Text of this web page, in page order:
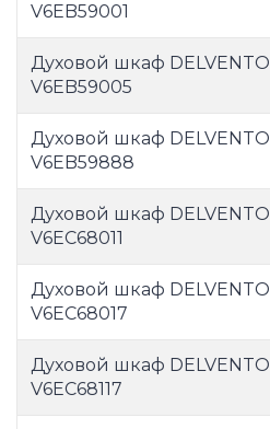
V6EB59001
Духовой шкаф DELVENTO
V6EB59005
Духовой шкаф DELVENTO
V6EB59888
Духовой шкаф DELVENTO
V6EC68011
Духовой шкаф DELVENTO
V6EC68017
Духовой шкаф DELVENTO
V6EC68117